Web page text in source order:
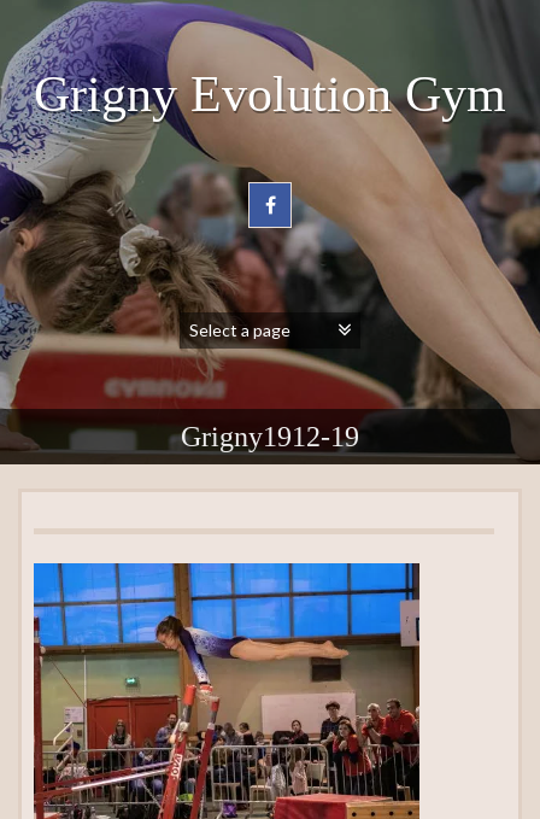
Grigny Evolution Gym
Grigny1912-19